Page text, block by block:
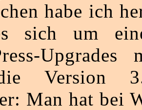
habe ich
sich um
Upgrades
Version
Man hat bei